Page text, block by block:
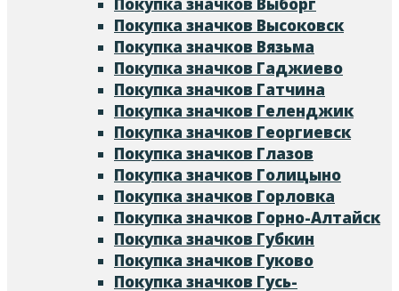
Покупка значков Высоковск
Покупка значков Вязьма
Покупка значков Гаджиево
Покупка значков Гатчина
Покупка значков Геленджик
Покупка значков Георгиевск
Покупка значков Глазов
Покупка значков Голицыно
Покупка значков Горловка
Покупка значков Горно-Алтайск
Покупка значков Губкин
Покупка значков Гуково
Покупка значков Гусь-